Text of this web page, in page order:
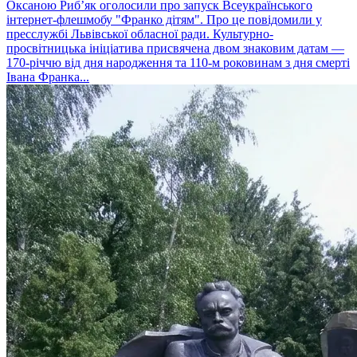
Оксаною Риб’як оголосили про запуск Всеукраїнського
інтернет-флешмобу "Франко дітям". Про це повідомили у
пресслужбі Львівської обласної ради. Культурно-
просвітницька ініціатива присвячена двом знаковим датам —
170-річчю від дня народження та 110-м роковинам з дня смерті
Івана Франка...